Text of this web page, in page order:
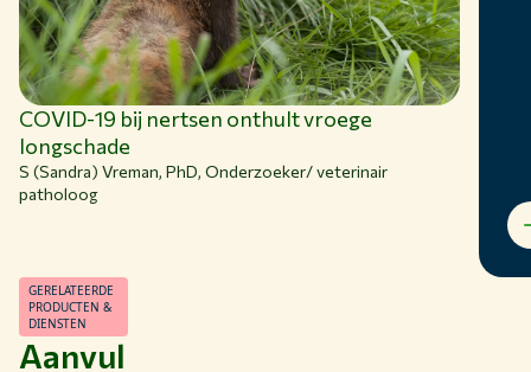
COVID-19 bij nertsen onthult vroege
longschade
S (Sandra) Vreman, PhD, Onderzoeker/ veterinair
patholoog
Aanvul
GERELATEERDE
PRODUCTEN &
DIENSTEN